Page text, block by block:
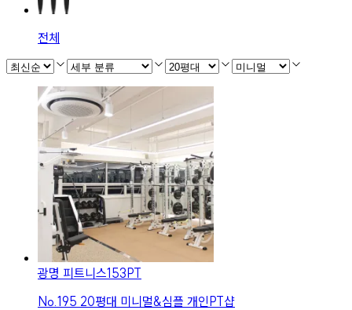
전체
광명 피트니스153PT
No. 195 20평대 미니멀&심플 개인PT샵